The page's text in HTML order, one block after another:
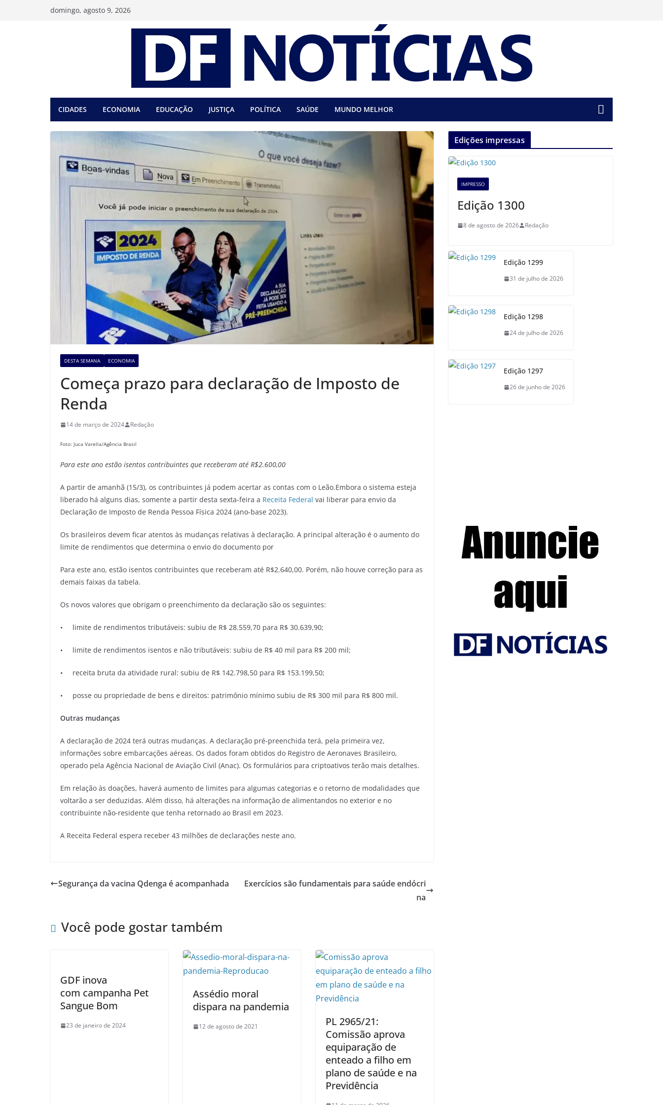
domingo, agosto 9, 2026
CIDADES ECONOMIA EDUCAÇÃO JUSTIÇA POLÍTICA SAÚDE MUNDO MELHOR
DESTA SEMANA ECONOMIA
Começa prazo para declaração de Imposto de
Renda
14 de março de 2024 Redação
Foto: Juca Varella/Agência Brasil
Para este ano estão isentos contribuintes que receberam até R$2.600,00
A partir de amanhã (15/3), os contribuintes já podem acertar as contas com o Leão.Embora o sistema esteja
liberado há alguns dias, somente a partir desta sexta-feira a Receita Federal vai liberar para envio da
Declaração de Imposto de Renda Pessoa Física 2024 (ano-base 2023).
Os brasileiros devem ficar atentos às mudanças relativas à declaração. A principal alteração é o aumento do
limite de rendimentos que determina o envio do documento por
Para este ano, estão isentos contribuintes que receberam até R$2.640,00. Porém, não houve correção para as
demais faixas da tabela.
Os novos valores que obrigam o preenchimento da declaração são os seguintes:
• limite de rendimentos tributáveis: subiu de R$ 28.559,70 para R$ 30.639,90;
• limite de rendimentos isentos e não tributáveis: subiu de R$ 40 mil para R$ 200 mil;
• receita bruta da atividade rural: subiu de R$ 142.798,50 para R$ 153.199,50;
• posse ou propriedade de bens e direitos: patrimônio mínimo subiu de R$ 300 mil para R$ 800 mil.
Outras mudanças
A declaração de 2024 terá outras mudanças. A declaração pré-preenchida terá, pela primeira vez,
informações sobre embarcações aéreas. Os dados foram obtidos do Registro de Aeronaves Brasileiro,
operado pela Agência Nacional de Aviação Civil (Anac). Os formulários para criptoativos terão mais detalhes.
Em relação às doações, haverá aumento de limites para algumas categorias e o retorno de modalidades que
voltarão a ser deduzidas. Além disso, há alterações na informação de alimentandos no exterior e no
contribuinte não-residente que tenha retornado ao Brasil em 2023.
A Receita Federal espera receber 43 milhões de declarações neste ano.
Segurança da vacina Qdenga é acompanhada
Exercícios são fundamentais para saúde endócri
na
Você pode gostar também
GDF inova
com campanha Pet
Sangue Bom
23 de janeiro de 2024
Assédio moral
dispara na pandemia
12 de agosto de 2021
PL 2965/21:
Comissão aprova
equiparação de
enteado a filho em
plano de saúde e na
Previdência
Edições impressas
IMPRESSO
Edição 1300
8 de agosto de 2026 Redação
Edição 1299
31 de julho de 2026
Edição 1298
24 de julho de 2026
Edição 1297
26 de junho de 2026